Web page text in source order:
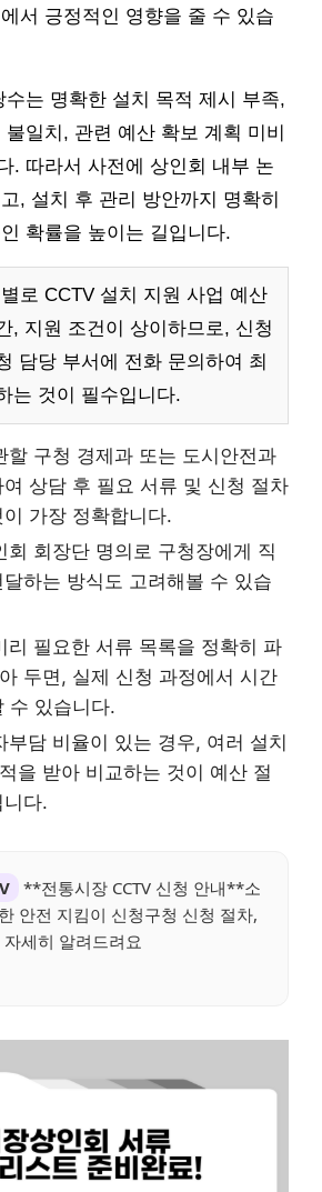
서 긍정적인 영향을 줄 수 있습
수는 명확한 설치 목적 제시 부족,
일치, 관련 예산 확보 계획 미비
. 따라서 사전에 상인회 내부 논
, 설치 후 관리 방안까지 명확히
확률을 높이는 길입니다.
로 CCTV 설치 지원 사업 예산
, 지원 조건이 상이하므로, 신청
담당 부서에 전화 문의하여 최
는 것이 필수입니다.
할 구청 경제과 또는 도시안전과
상담 후 필요 서류 및 신청 절차
가장 정확합니다.
회 회장단 명의로 구청장에게 직
하는 방식도 고려해볼 수 있습
리 필요한 서류 목록을 정확히 파
두면, 실제 신청 과정에서 시간
수 있습니다.
부담 비율이 있는 경우, 여러 설치
을 받아 비교하는 것이 예산 절
다.
**전통시장 CCTV 신청 안내**소
안전 지킴이 신청구청 신청 절차,
자세히 알려드려요